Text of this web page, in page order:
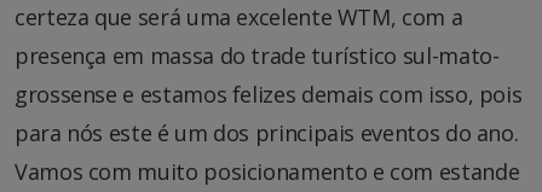
certeza que será uma excelente WTM, com a
presença em massa do trade turístico sul-mato-
grossense e estamos felizes demais com isso, pois
para nós este é um dos principais eventos do ano.
Vamos com muito posicionamento e com estande